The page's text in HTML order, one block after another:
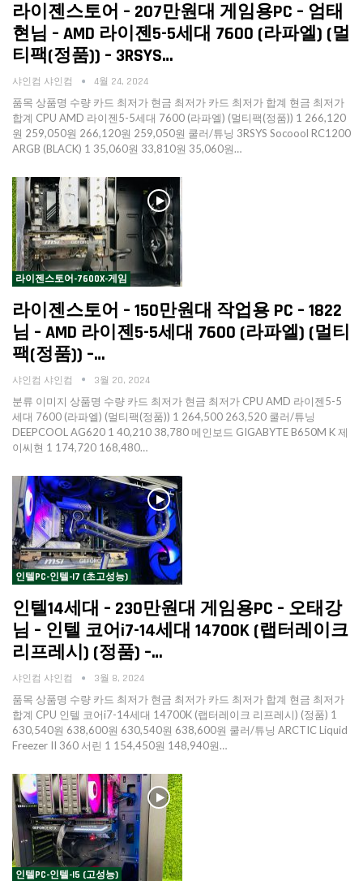
라이젠스토어 – 207만원대 게임용PC – 엄태
현님 – AMD 라이젠5-5세대 7600 (라파엘) (멀
티팩(정품)) – 3RSYS…
샤인컴 샤인컴 4월 24, 2024
품목 상품명 수량 카드 최저가 현금 최저가 카드 최저가 합계 현금 최저가
합계 CPU AMD 라이젠5-5세대 7600 (라파엘) (멀티팩(정품)) 1 266,120
원 259,050원 266,120원 259,050원 쿨러/튜닝 3RSYS Socoool RC1200
ARGB (BLACK) 1 35,060원 33,810원 35,060원…
라이젠스토어-7600X-게임
라이젠스토어 – 150만원대 작업용 PC – 1822
님 – AMD 라이젠5-5세대 7600 (라파엘) (멀티
팩(정품)) –…
샤인컴 샤인컴 3월 20, 2024
분류 이미지 상품명 수량 카드 최저가 현금 최저가 CPU AMD 라이젠5-5
세대 7600 (라파엘) (멀티팩(정품)) 1 264,500 263,520 쿨러/튜닝
DEEPCOOL AG620 1 40,210 38,780 메인보드 GIGABYTE B650M K 제
이씨현 1 174,720 168,480…
인텔PC-인텔-I7 (초고성능)
인텔14세대 – 230만원대 게임용PC – 오태강
님 – 인텔 코어i7-14세대 14700K (랩터레이크
리프레시) (정품) –…
샤인컴 샤인컴 3월 8, 2024
품목 상품명 수량 카드 최저가 현금 최저가 카드 최저가 합계 현금 최저가
합계 CPU 인텔 코어i7-14세대 14700K (랩터레이크 리프레시) (정품) 1
630,540원 638,600원 630,540원 638,600원 쿨러/튜닝 ARCTIC Liquid
Freezer II 360 서린 1 154,450원 148,940원…
인텔PC-인텔-I5 (고성능)